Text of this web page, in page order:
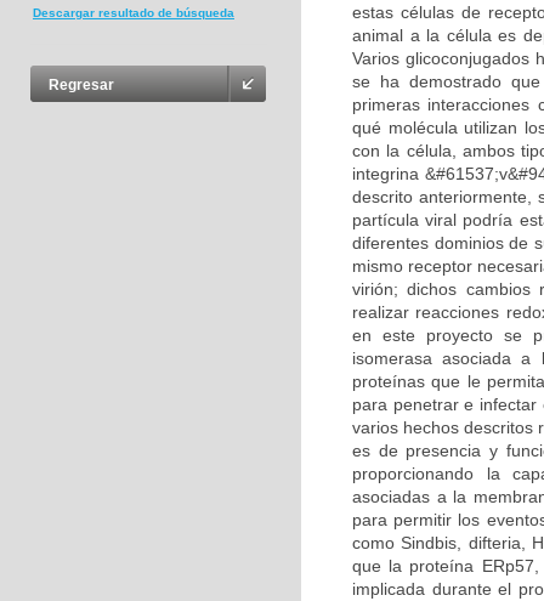
Descargar resultado de búsqueda
Regresar
estas células de
animal a la célula es
Varios glicoconjugados
se ha demostrado
primeras interacciones
qué molécula utilizan
con la célula, ambos
integrina
descrito anteriormente,
partícula viral podría
diferentes dominios de
mismo receptor
virión; dichos cambios
realizar reacciones
en este proyecto se
isomerasa asociada a
proteínas que le
para penetrar e infectar
varios hechos descritos
es de presencia y
proporcionando la
asociadas a la
para permitir los
como Sindbis, difteria,
que la proteína
implicada durante el